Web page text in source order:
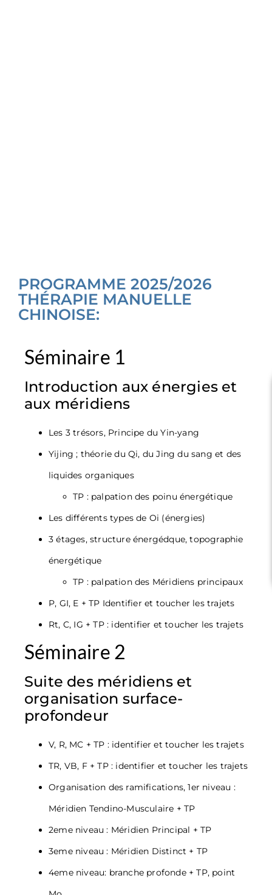
PROGRAMME 2025/2026
THÉRAPIE MANUELLE
CHINOISE:
Séminaire 1
Introduction aux énergies et
aux méridiens
Les 3 trésors, Principe du Yin-yang
Yijing ; théorie du Qi, du Jing du sang et des
liquides organiques
TP : palpation des poinu énergétique
Les différents types de Oi (énergies)
3 étages, structure énergédque, topographie
énergétique
TP : palpation des Méridiens principaux
P, GI, E + TP Identifier et toucher les trajets
Rt, C, IG + TP : identifier et toucher les trajets
Séminaire 2
Suite des méridiens et
organisation surface-
profondeur
V, R, MC + TP : identifier et toucher les trajets
TR, VB, F + TP : identifier et toucher les trajets
Organisation des ramifications, 1er niveau :
Méridien Tendino-Musculaire + TP
2eme niveau : Méridien Principal + TP
3eme niveau : Méridien Distinct + TP
4eme niveau: branche profonde + TP, point